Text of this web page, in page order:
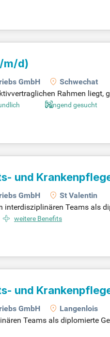
m/d)
GmbH
Schwechat
Rahmen
in einem Gespräch darüber
Dringend gesucht
und
GmbH
St Valentin
interdisziplinären Teams als
und
weitere Benefits
und
GmbH
Langenlois
Teams als diplomierte
Betreuung, die echte